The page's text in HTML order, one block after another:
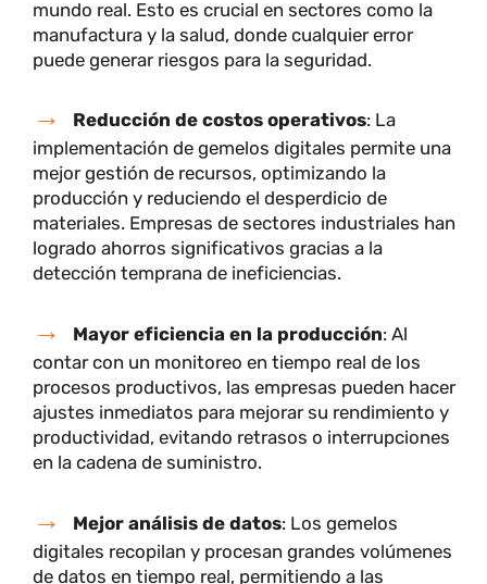
múltiples ventajas, entre ellas:
predecir fallos antes de que ocurran, lo que reduce
tiempos de inactividad y costes asociados a
reparaciones imprevistas. Las empresas pueden
planificar mantenimientos preventivos de manera
más eficiente, maximizando la vida útil de sus
activos.
gemelos digitales permiten probar cambios en un
entorno virtual antes de implementarlos en el
mundo real. Esto es crucial en sectores como la
manufactura y la salud, donde cualquier error
puede generar riesgos para la seguridad.
Reducción de costos operativos: La
implementación de gemelos digitales permite una
mejor gestión de recursos, optimizando la